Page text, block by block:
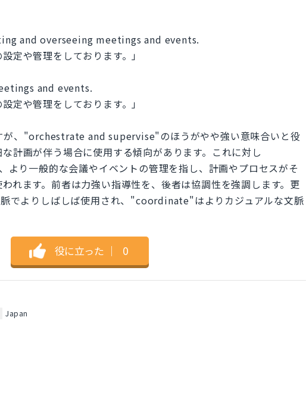
and overseeing meetings and events.
定や管理をしております。」
and events.
定や管理をしております。」
が、"orchestrate and supervise"のほうがやや強い意味合いと役
計画が伴う場合に使用する傾向があります。これに対し
り一般的な会議やイベントの管理を指し、計画やプロセスがそ
れます。前者は力強い指導性を、後者は協調性を強調します。更
でよりしばしば使用され、"coordinate"はよりカジュアルな文脈
役に立った ｜ 0
Japan